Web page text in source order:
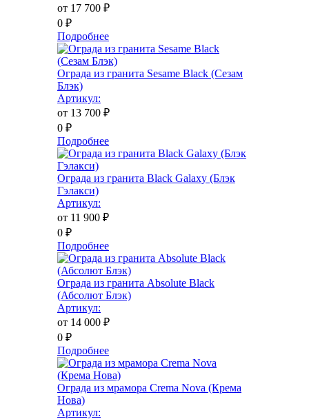
от 17 700 ₽
0 ₽
Подробнее
Ограда из гранита Sesame Black (Сезам
Блэк)
Артикул:
от 13 700 ₽
0 ₽
Подробнее
Ограда из гранита Black Galaxy (Блэк
Гэлакси)
Артикул:
от 11 900 ₽
0 ₽
Подробнее
Ограда из гранита Absolute Black
(Абсолют Блэк)
Артикул:
от 14 000 ₽
0 ₽
Подробнее
Ограда из мрамора Crema Nova (Крема
Нова)
Артикул: